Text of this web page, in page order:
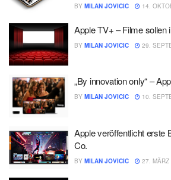
BY MILAN JOVICIC 14.
Apple TV+ – Filme sollen
BY MILAN JOVICIC 29.
„By innovation only“ –
BY MILAN JOVICIC 10.
Apple veröffentlicht erste
Co.
BY MILAN JOVICIC 27. MÄRZ